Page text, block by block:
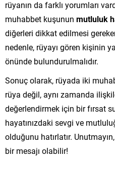
rüyanın da farklı yorumları
muhabbet kuşunun mutluluk
diğerleri dikkat edilmesi
nedenle, rüyayı gören kişinin
önünde bulundurulmalıdır.
Sonuç olarak, rüyada iki
rüya değil, aynı zamanda
değerlendirmek için bir fırsat
hayatınızdaki sevgi ve
olduğunu hatırlatır.
bir mesajı olabilir!